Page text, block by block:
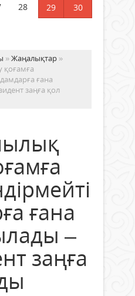
28 29
30
»Жаңалықтар »
ғана
заңға қол
ғана
–
заңға